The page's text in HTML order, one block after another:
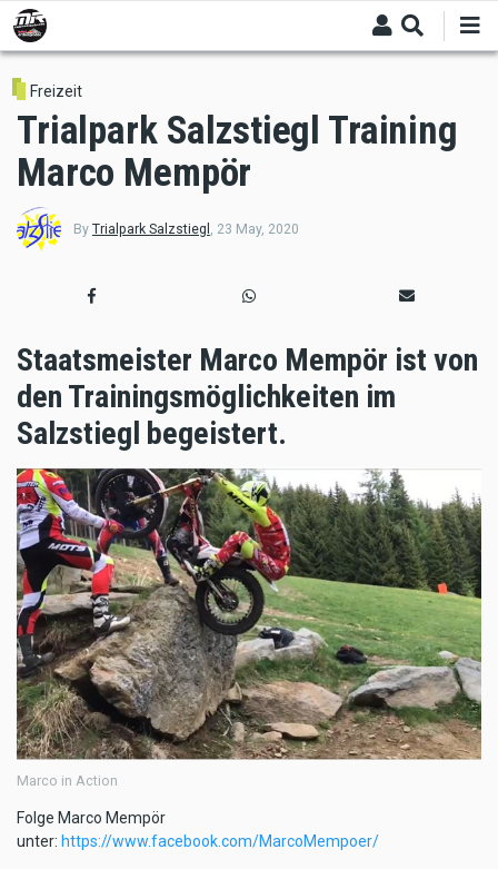
Skip
to
main
content
Freizeit
Trialpark Salzstiegl Training
Marco Mempör
By Trialpark Salzstiegl 23 May, 2020
Staatsmeister Marco Mempör ist von
den Trainingsmöglichkeiten im
Salzstiegl begeistert.
Marco in Action
Folge Marco Mempör
unter: https://www.facebook.com/MarcoMempoer/